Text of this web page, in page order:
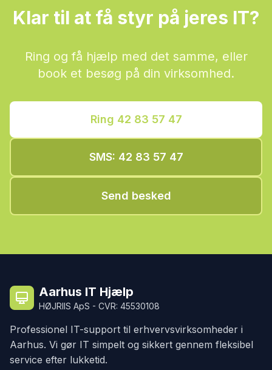
Klar til at få styr på jeres IT?
Ring og få hjælp med det samme, eller
book et besøg på din virksomhed.
Ring 42 83 57 47
SMS: 42 83 57 47
Send besked
Aarhus IT Hjælp
HØJRIIS ApS - CVR: 45530108
Professionel IT-support til erhvervsvirksomheder i
Aarhus. Vi gør IT simpelt og sikkert gennem fleksibel
service efter lukketid.